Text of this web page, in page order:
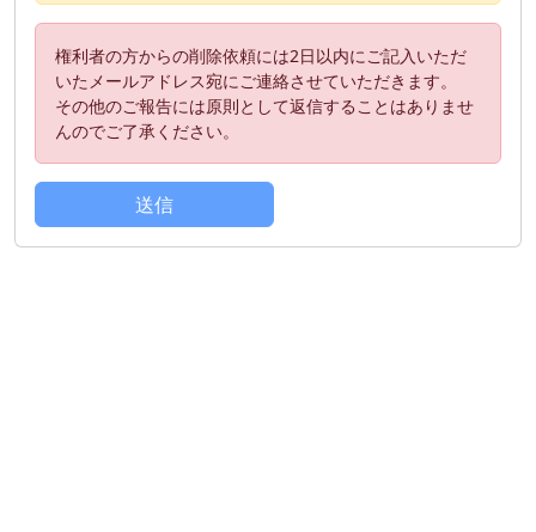
権利者の方からの削除依頼には2日以内にご記入いただ
いたメールアドレス宛にご連絡させていただきます。
その他のご報告には原則として返信することはありませ
んのでご了承ください。